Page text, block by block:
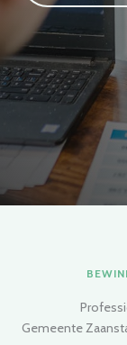
Gemeente